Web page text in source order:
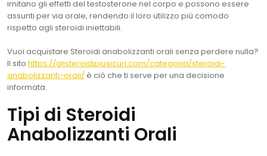
imitano gli effetti del testosterone nel corpo e possono essere
assunti per via orale, rendendo il loro utilizzo più comodo
rispetto agli steroidi iniettabili.
Vuoi acquistare Steroidi anabolizzanti orali senza perdere nulla?
Il sito https://glisteroidipiusicuri.com/categoria/steroidi-
anabolizzanti-orali/ è ciò che ti serve per una decisione
informata.
Tipi di Steroidi
Anabolizzanti Orali